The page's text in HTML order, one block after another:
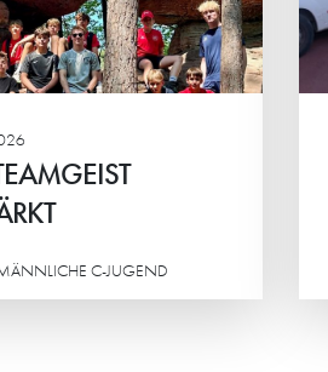
C-JUGEND
standen vor allem der
Spaß, sportlicher
und das Miteinander im